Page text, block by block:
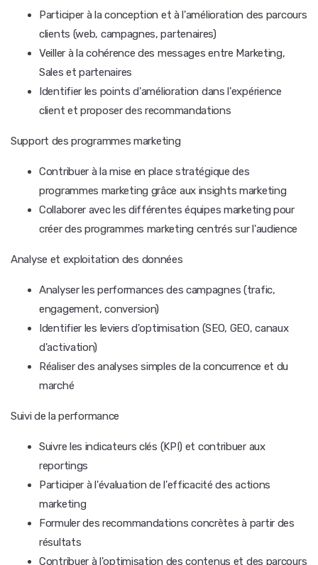
Participer à la conception et à l'amélioration des parcours
clients (web, campagnes, partenaires)
Veiller à la cohérence des messages entre Marketing,
Sales et partenaires
Identifier les points d'amélioration dans l'expérience
client et proposer des recommandations
Support des programmes marketing
Contribuer à la mise en place stratégique des
programmes marketing grâce aux insights marketing
Collaborer avec les différentes équipes marketing pour
créer des programmes marketing centrés sur l'audience
Analyse et exploitation des données
Analyser les performances des campagnes (trafic,
engagement, conversion)
Identifier les leviers d'optimisation (SEO, GEO, canaux
d'activation)
Réaliser des analyses simples de la concurrence et du
marché
Suivi de la performance
Suivre les indicateurs clés (KPI) et contribuer aux
reportings
Participer à l'évaluation de l'efficacité des actions
marketing
Formuler des recommandations concrètes à partir des
résultats
Contribuer à l'optimisation des contenus et des parcours